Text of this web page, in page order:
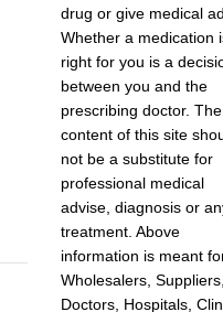
drug or give medical
Whether a medication
right for you is a
between you and the
prescribing doctor. The
content of this site
not be a substitute for
professional medical
advise, diagnosis or
treatment. Above
information is meant
Wholesalers, Suppliers,
Doctors, Hospitals,